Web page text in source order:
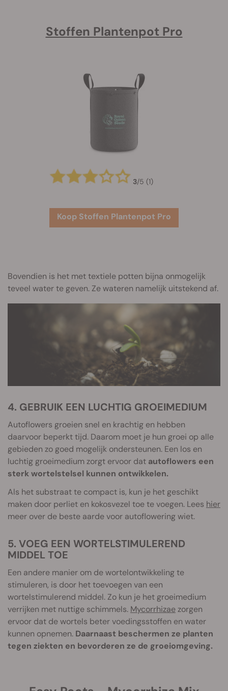
Stoffen Plantenpot Pro
3/5 (1)
Koop Stoffen Plantenpot Pro
Bovendien is het met textiele potten bijna onmogelijk
teveel water te geven. Ze wateren namelijk uitstekend af.
4. GEBRUIK EEN LUCHTIG GROEIMEDIUM
Autoflowers groeien snel en krachtig en hebben
daarvoor beperkt tijd. Daarom moet je hun groei op alle
gebieden zo goed mogelijk ondersteunen. Een los en
luchtig groeimedium zorgt ervoor dat autoflowers een
sterk wortelstelsel kunnen ontwikkelen.
Als het substraat te compact is, kun je het geschikt
maken door perliet en kokosvezel toe te voegen. Lees hier
meer over de beste aarde voor autoflowering wiet.
5. VOEG EEN WORTELSTIMULEREND
MIDDEL TOE
Een andere manier om de wortelontwikkeling te
stimuleren, is door het toevoegen van een
wortelstimulerend middel. Zo kun je het groeimedium
verrijken met nuttige schimmels. Mycorrhizaezorgen
ervoor dat de wortels beter voedingsstoffen en water
kunnen opnemen. Daarnaast beschermen ze planten
tegen ziekten en bevorderen ze de groeiomgeving.